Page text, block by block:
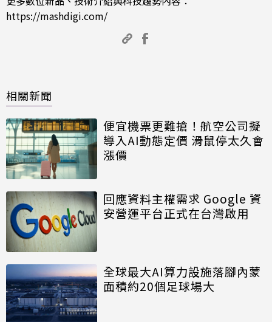
https://mashdigi.com/
相關新聞
便宜機票更難搶！航空公司擬
導入AI動態定價 滑鼠停太久會
漲價
回應資料主權需求 Google 資
安營運平台正式在台灣啟用
全球最大AI算力設施落腳內蒙
面積約20個足球場大